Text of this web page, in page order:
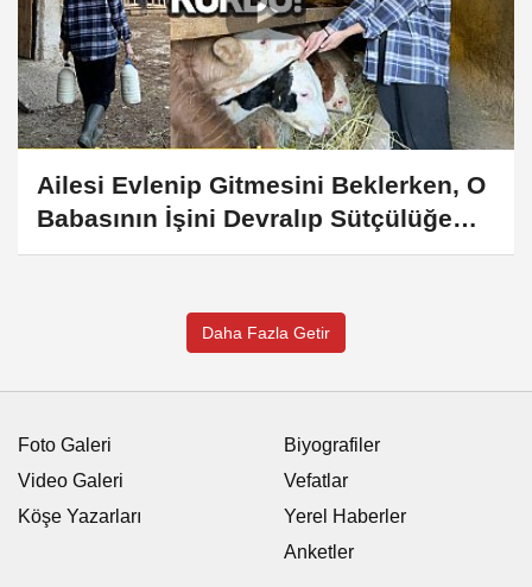
Ailesi Evlenip Gitmesini Beklerken, O
Babasının İşini Devralıp Sütçülüğe
Başladı
Daha Fazla Getir
Foto Galeri
Video Galeri
Köşe Yazarları
Biyografiler
Vefatlar
Yerel Haberler
Anketler